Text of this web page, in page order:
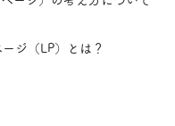
ジ（LP）とは？